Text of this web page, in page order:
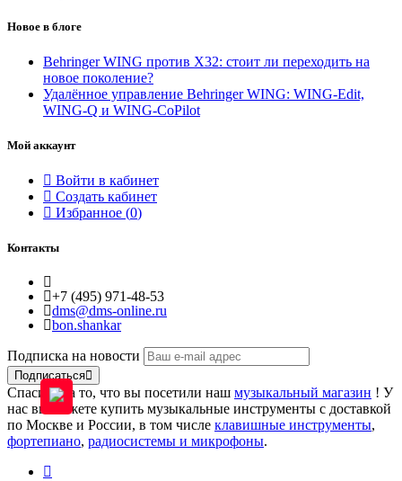
Новое в блоге
Behringer WING против X32: стоит ли переходить на
новое поколение?
Удалённое управление Behringer WING: WING-Edit,
WING-Q и WING-CoPilot
Мой аккаунт
Войти в кабинет
Создать кабинет
Избранное (0)
Контакты
+7 (495) 971-48-53
dms@dms-online.ru
bon.shankar
Подписка на новости
Подписаться
Спасибо за то, что вы посетили наш музыкальный магазин ! У
нас вы можете купить музыкальные инструменты с доставкой
по Москве и России, в том числе клавишные инструменты,
фортепиано, радиосистемы и микрофоны.